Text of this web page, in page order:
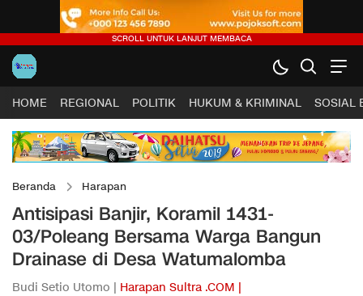
HOME REGIONAL POLITIK HUKUM & KRIMINAL SOSIAL
Beranda Harapan
Antisipasi Banjir, Koramil 1431-
03/Poleang Bersama Warga Bangun
Drainase di Desa Watumalomba
Budi Setio Utomo | Harapan Sultra .COM |